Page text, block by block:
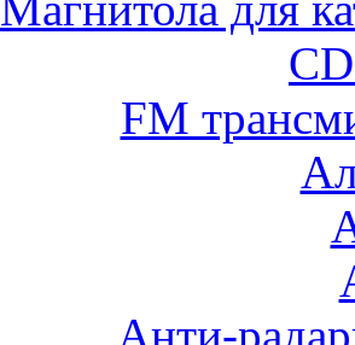
FM